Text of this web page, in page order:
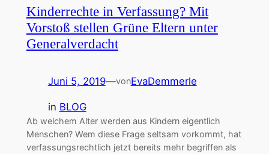
Kinderrechte in Verfassung? Mit
Vorstoß stellen Grüne Eltern unter
Generalverdacht
Juni 5, 2019—vonEvaDemmerle
in BLOG
Ab welchem Alter werden aus Kindern eigentlich
Menschen? Wem diese Frage seltsam vorkommt, hat
verfassungsrechtlich jetzt bereits mehr begriffen als